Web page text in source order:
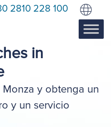
2810 228 100
in
y obtenga un
y un servicio